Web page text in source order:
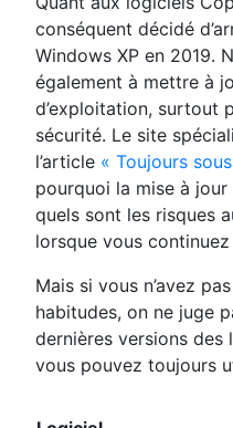
conséquent décidé
Windows XP en 2019.
également à mettre à
d’exploitation, surtout
sécurité. Le site
l’article « Toujours
pourquoi la mise à
quels sont les risques
lorsque vous
Mais si vous n’avez
habitudes, on ne juge
dernières versions des
vous pouvez toujours